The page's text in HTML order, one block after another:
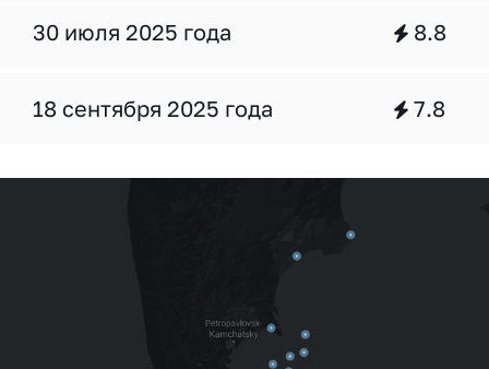
30 июля 2025 года 8.8
18 сентября 2025 года 7.8